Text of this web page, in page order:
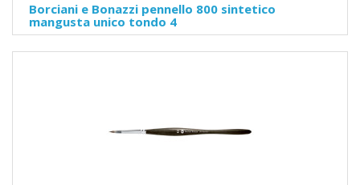
Borciani e Bonazzi pennello 800 sintetico
mangusta unico tondo 4